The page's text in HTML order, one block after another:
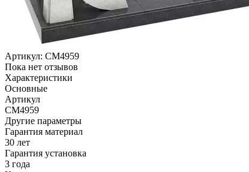
Артикул: CM4959
Пока нет отзывов
Характеристики
Основные
Артикул
CM4959
Другие параметры
Гарантия материал
30 лет
Гарантия установка
3 года